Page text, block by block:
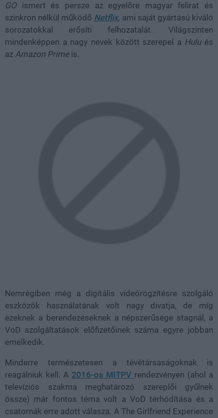
GOismert és persze az egyelőre magyar felirat és
szinkron nélkül működő Netflix, ami saját gyártású kiváló
sorozatokkal erősíti felhozatalát. Világszinten
mindenképpen a nagy nevek között szerepel a Hulués
az Amazon Primeis.
Nemrégiben még a digitális videórögzítésre szolgáló
eszközök használatának volt nagy divatja, de míg
ezeknek a berendezéseknek a népszerűsége stagnál, a
VoD szolgáltatások előfizetőinek száma egyre jobban
emelkedik.
Minderre természetesen a tévétársaságoknak is
reagálniuk kell. A 2016-os MITPV rendezvényen (ahol a
televíziós szakma meghatározó szereplői gyűlnek
össze) már fontos téma volt a VoD térhódítása és a
csatornák erre adott válasza. A The Girlfriend Experience